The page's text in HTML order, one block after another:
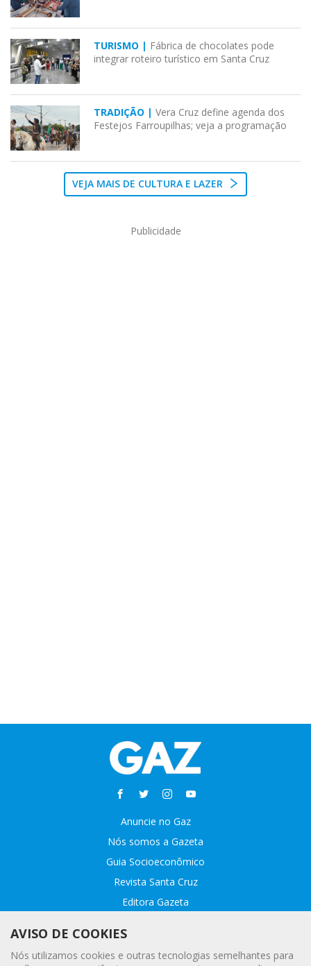
TURISMO | Fábrica de chocolates pode
integrar roteiro turístico em Santa Cruz
TRADIÇÃO | Vera Cruz define agenda dos
Festejos Farroupilhas; veja a programação
VEJA MAIS DE CULTURA E LAZER
Publicidade
Anuncie no Gaz
Nós somos a Gazeta
Guia Socioeconômico
Revista Santa Cruz
Editora Gazeta
Fale conosco
Webmail
AVISO DE COOKIES
Nós utilizamos cookies e outras tecnologias semelhantes para